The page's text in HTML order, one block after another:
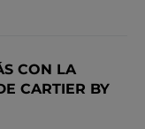
CON LA
CARTIER BY